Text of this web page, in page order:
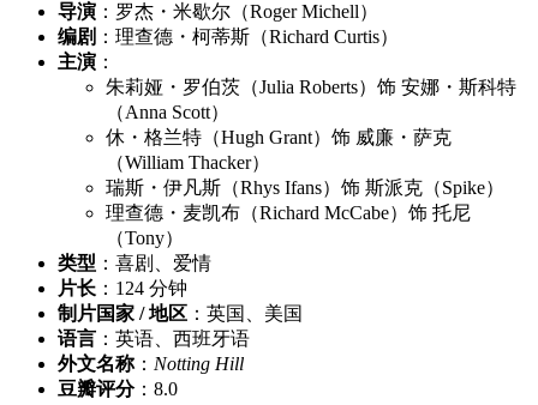
导演 ：罗杰・米歇尔（Roger Michell）
编剧 ：理查德・柯蒂斯（Richard Curtis）
主演 ：
朱莉娅・罗伯茨（Julia Roberts）饰 安娜・斯科特
（Anna Scott）
休・格兰特（Hugh Grant）饰 威廉・萨克
（William Thacker）
瑞斯・伊凡斯（Rhys Ifans）饰 斯派克（Spike）
理查德・麦凯布（Richard McCabe）饰 托尼
（Tony）
类型 ：喜剧、爱情
片长 ：124 分钟
制片国家 / 地区 ：英国、美国
语言 ：英语、西班牙语
外文名称： Notting Hill
豆瓣评分：8.0